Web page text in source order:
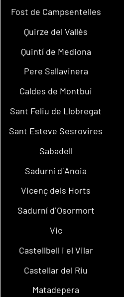
Fost de Campsentelles
Quirze del Vallès
Quintí de Mediona
Pere Sallavinera
Caldes de Montbui
Sant Feliu de Llobregat
Sant Esteve Sesrovires
Sabadell
Sadurní d´Anoia
Vicenç dels Horts
Sadurní d´Osormort
Vic
Castellbell i el Vilar
Castellar del Riu
Matadepera